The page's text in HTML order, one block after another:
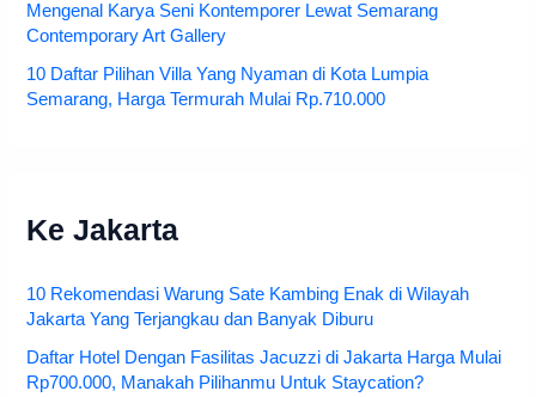
Mengenal Karya Seni Kontemporer Lewat Semarang
Contemporary Art Gallery
10 Daftar Pilihan Villa Yang Nyaman di Kota Lumpia
Semarang, Harga Termurah Mulai Rp.710.000
Ke Jakarta
10 Rekomendasi Warung Sate Kambing Enak di Wilayah
Jakarta Yang Terjangkau dan Banyak Diburu
Daftar Hotel Dengan Fasilitas Jacuzzi di Jakarta Harga Mulai
Rp700.000, Manakah Pilihanmu Untuk Staycation?